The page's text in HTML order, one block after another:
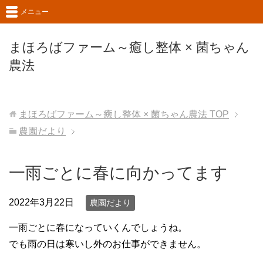
まほろばファーム～癒し整体 × 菌ちゃん
農法
メニュー
まほろばファーム～癒し整体 × 菌ちゃん農法 TOP
農園だより
一雨ごとに春に向かってます
2022年3月22日 農園だより
一雨ごとに春になっていくんでしょうね。
でも雨の日は寒いし外のお仕事ができません。